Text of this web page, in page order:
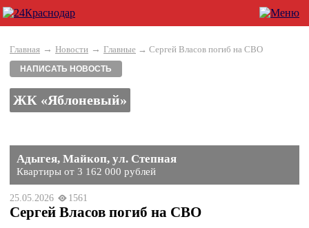
Главная → Новости → Главные → Сергей Власов погиб на СВО
НАПИСАТЬ НОВОСТЬ
ЖК «Яблоневый»
Адыгея, Майкоп, ул. Степная
Квартиры от 3 162 000 рублей
25.05.2026 1561
Сергей Власов погиб на СВО